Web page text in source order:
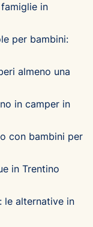
in
per bambini:
almeno una
in camper in
con bambini per
in Trentino
le alternative in